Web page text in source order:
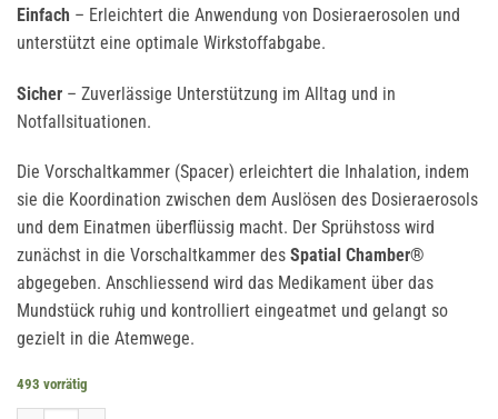
Einfach – Erleichtert die Anwendung von Dosieraerosolen und
unterstützt eine optimale Wirkstoffabgabe.
Sicher – Zuverlässige Unterstützung im Alltag und in
Notfallsituationen.
Die Vorschaltkammer (Spacer) erleichtert die Inhalation, indem
sie die Koordination zwischen dem Auslösen des Dosieraerosols
und dem Einatmen überflüssig macht. Der Sprühstoss wird
zunächst in die Vorschaltkammer des Spatial Chamber®
abgegeben. Anschliessend wird das Medikament über das
Mundstück ruhig und kontrolliert eingeatmet und gelangt so
gezielt in die Atemwege.
493 vorrätig